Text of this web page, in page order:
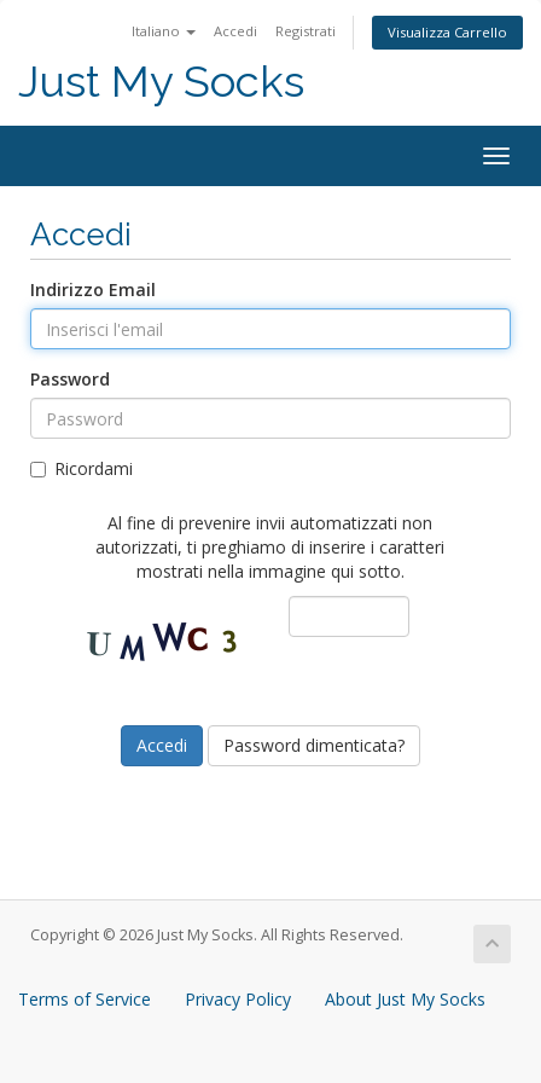
Italiano Accedi Registrati Visualizza Carrello
Just My Socks
Accedi
Indirizzo Email
Password
Ricordami
Al fine di prevenire invii automatizzati non
autorizzati, ti preghiamo di inserire i caratteri
mostrati nella immagine qui sotto.
Password dimenticata?
Copyright © 2026 Just My Socks. All Rights Reserved.
Terms of Service Privacy Policy About Just My Socks